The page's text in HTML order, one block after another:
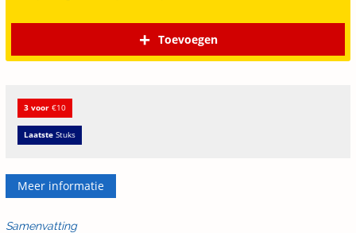
Toevoegen
3 voor €10
Laatste Stuks
Meer informatie
Samenvatting